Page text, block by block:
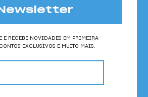
E RECEBE NOVIDADES EM PRIMEIRA
EXCLUSIVOS E MUITO MAIS.